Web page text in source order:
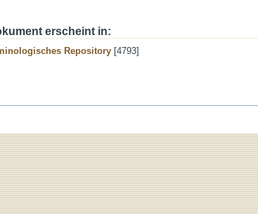
erscheint in:
Repository [4793]